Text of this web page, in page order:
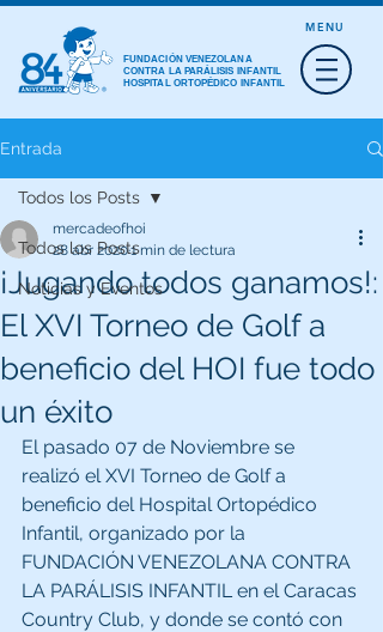
MENU
FUNDACIÓN VENEZOLANA
CONTRA LA PARÁLISIS INFANTIL
HOSPITAL ORTOPÉDICO INFANTIL
Entrada
Todos los Posts
Noticias y Eventos
Todos los Posts
¡Jugando todos ganamos!:
El XVI Torneo de Golf a
beneficio del HOI fue todo
un éxito
mercadeofhoi
28 abr 20201 min de lectura
El pasado 07 de Noviembre se
realizó el XVI Torneo de Golf a
beneficio del Hospital Ortopédico
Infantil, organizado por la
FUNDACIÓN VENEZOLANA CONTRA
LA PARÁLISIS INFANTIL en el Caracas
Country Club, y donde se contó con